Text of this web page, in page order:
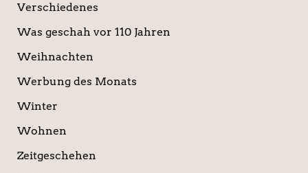
Verschiedenes
Was geschah vor 110 Jahren
Weihnachten
Werbung des Monats
Winter
Wohnen
Zeitgeschehen